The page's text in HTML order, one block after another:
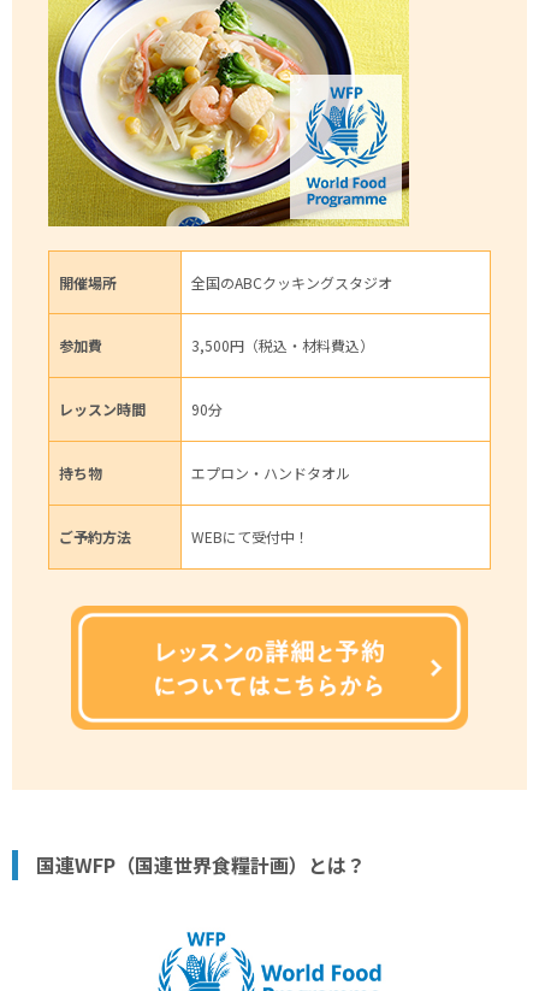
開催場所 全国のABCクッキングスタジオ
参加費 3,500円（税込・材料費込）
レッスン時間 90分
持ち物 エプロン・ハンドタオル
ご予約方法 WEBにて受付中！
国連WFP（国連世界食糧計画）とは？